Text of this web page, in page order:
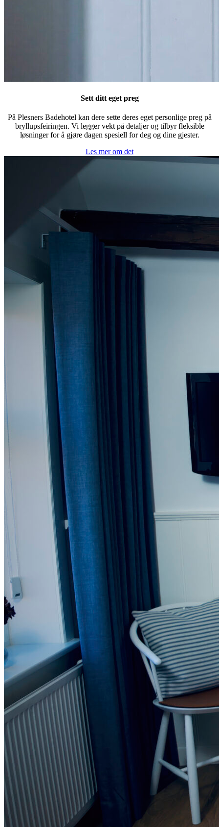
Sett ditt eget preg
På Plesners Badehotel kan dere sette deres eget personlige preg på
bryllupsfeiringen. Vi legger vekt på detaljer og tilbyr fleksible
løsninger for å gjøre dagen spesiell for deg og dine gjester.
Les mer om det